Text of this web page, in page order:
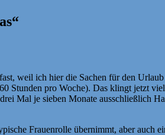
weil ich hier die Sachen für den
pro Woche). Das klingt jetzt
Mal je sieben Monate ausschließlich
Frauenrolle übernimmt, aber auch